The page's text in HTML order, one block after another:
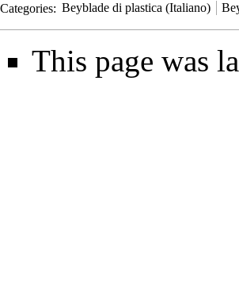
Categories: Beyblade di plastica (Italiano)
This page was